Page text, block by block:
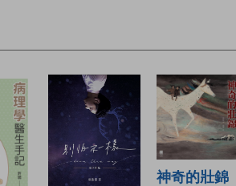
神奇的壯錦